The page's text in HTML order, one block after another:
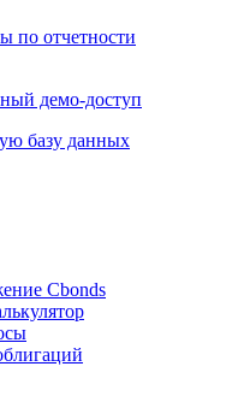
базу данных
Cbonds